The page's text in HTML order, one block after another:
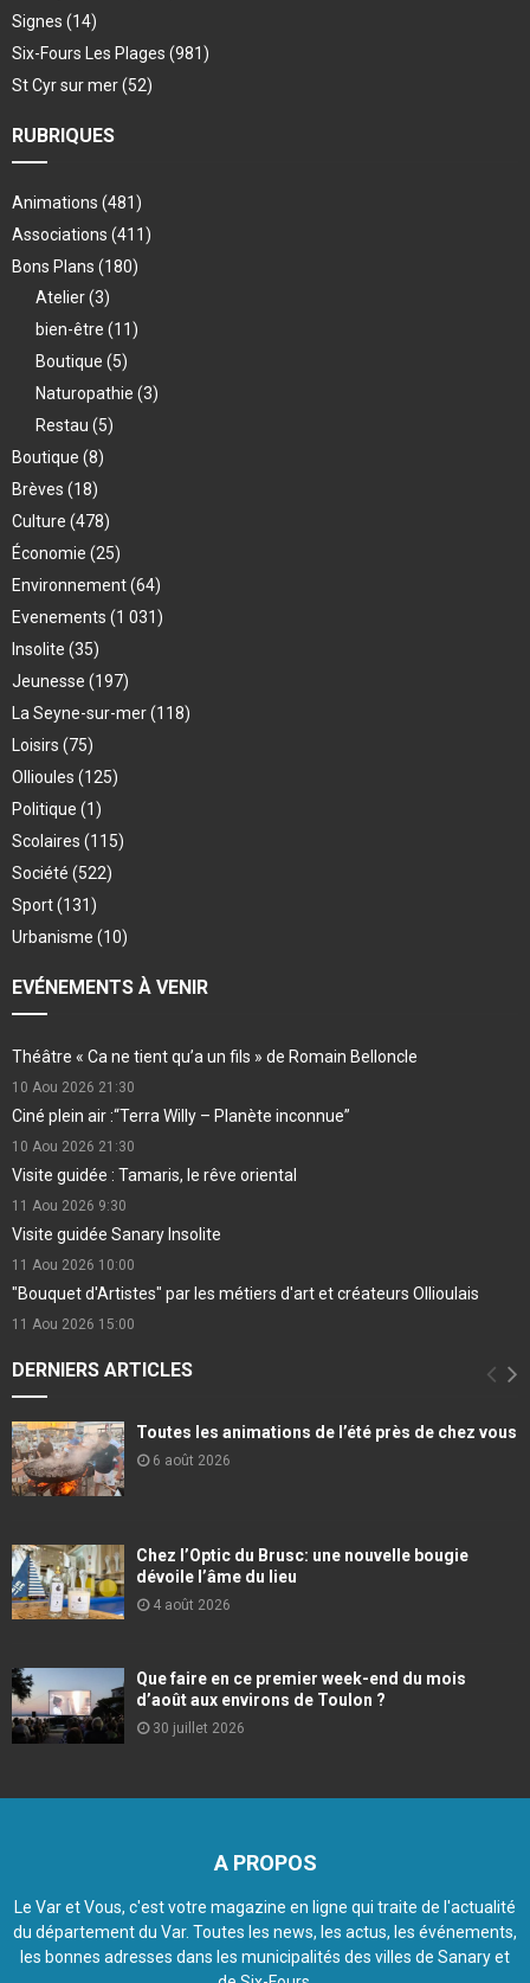
Signes (14)
Six-Fours Les Plages (981)
St Cyr sur mer(52)
RUBRIQUES
Animations (481)
Associations (411)
Bons Plans (180)
Atelier(3)
bien-être (11)
Boutique (5)
Naturopathie (3)
Restau (5)
Boutique (8)
Brèves (18)
Culture (478)
Économie (25)
Environnement(64)
Evenements (1 031)
Insolite (35)
Jeunesse (197)
La Seyne-sur-mer(118)
Loisirs (75)
Ollioules (125)
Politique (1)
Scolaires (115)
Société (522)
Sport(131)
Urbanisme (10)
EVÉNEMENTS À VENIR
Théâtre « Ca ne tient qu’a un fils » de Romain Belloncle
10 Aou 2026 21:30
Ciné plein air :“Terra Willy – Planète inconnue”
10 Aou 2026 21:30
Visite guidée : Tamaris, le rêve oriental
11 Aou 2026 9:30
Visite guidée Sanary Insolite
11 Aou 2026 10:00
"Bouquet d'Artistes" par les métiers d'art et créateurs Ollioulais
11 Aou 2026 15:00
DERNIERS ARTICLES
Toutes les animations de l’été près de chez vous
6 août 2026
Chez l’Optic du Brusc: une nouvelle bougie
dévoile l’âme du lieu
4 août 2026
Que faire en ce premier week-end du mois
d’août aux environs de Toulon ?
30 juillet 2026
A PROPOS
Le Var et Vous, c'est votre magazine en ligne qui traite de l'actualité
du département du Var. Toutes les news, les actus, les événements,
les bonnes adresses dans les municipalités des villes de Sanary et